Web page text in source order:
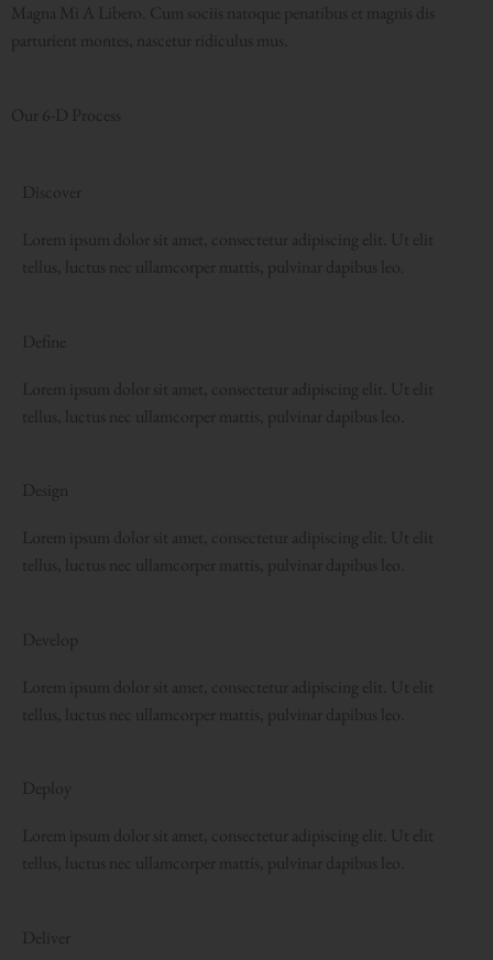
Magna Mi A Libero. Cum sociis natoque penatibus et magnis dis
parturient montes, nascetur ridiculus mus.
Our 6-D Process
Discover
Lorem ipsum dolor sit amet, consectetur adipiscing elit. Ut elit
tellus, luctus nec ullamcorper mattis, pulvinar dapibus leo.
Define
Lorem ipsum dolor sit amet, consectetur adipiscing elit. Ut elit
tellus, luctus nec ullamcorper mattis, pulvinar dapibus leo.
Design
Lorem ipsum dolor sit amet, consectetur adipiscing elit. Ut elit
tellus, luctus nec ullamcorper mattis, pulvinar dapibus leo.
Develop
Lorem ipsum dolor sit amet, consectetur adipiscing elit. Ut elit
tellus, luctus nec ullamcorper mattis, pulvinar dapibus leo.
Deploy
Lorem ipsum dolor sit amet, consectetur adipiscing elit. Ut elit
tellus, luctus nec ullamcorper mattis, pulvinar dapibus leo.
Deliver